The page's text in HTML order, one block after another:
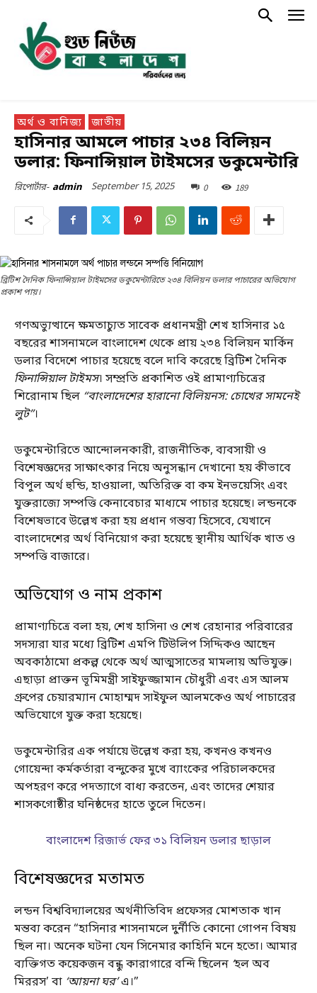
অর্থ ও বানিজ্য জাতীয়
হাসিনার আমলে পাচার ২৩৪ বিলিয়ন
ডলার: ফিনান্সিয়াল টাইমসের ডকুমেন্টারি
রিপোর্টার- admin September 15, 2025 0 189
ব্রিটিশ দৈনিক ফিনান্সিয়াল টাইমসের ডকুমেন্টারিতে ২৩৪ বিলিয়ন ডলার পাচারের অভিযোগ
প্রকাশ পায়।
গণঅভ্যুত্থানে ক্ষমতাচ্যুত সাবেক প্রধানমন্ত্রী শেখ হাসিনার ১৫
বছরের শাসনামলে বাংলাদেশ থেকে প্রায় ২৩৪ বিলিয়ন মার্কিন
ডলার বিদেশে পাচার হয়েছে বলে দাবি করেছে ব্রিটিশ দৈনিক
ফিনান্সিয়াল টাইমস। সম্প্রতি প্রকাশিত ওই প্রামাণ্যচিত্রের
শিরোনাম ছিল “বাংলাদেশের হারানো বিলিয়নস: চোখের সামনেই
লুট”।
ডকুমেন্টারিতে আন্দোলনকারী, রাজনীতিক, ব্যবসায়ী ও
বিশেষজ্ঞদের সাক্ষাৎকার নিয়ে অনুসন্ধান দেখানো হয় কীভাবে
বিপুল অর্থ হুন্ডি, হাওয়ালা, অতিরিক্ত বা কম ইনভয়েসিং এবং
যুক্তরাজ্যে সম্পত্তি কেনাবেচার মাধ্যমে পাচার হয়েছে। লন্ডনকে
বিশেষভাবে উল্লেখ করা হয় প্রধান গন্তব্য হিসেবে, যেখানে
বাংলাদেশের অর্থ বিনিয়োগ করা হয়েছে স্থানীয় আর্থিক খাত ও
সম্পত্তি বাজারে।
অভিযোগ ও নাম প্রকাশ
প্রামাণ্যচিত্রে বলা হয়, শেখ হাসিনা ও শেখ রেহানার পরিবারের
সদস্যরা যার মধ্যে ব্রিটিশ এমপি টিউলিপ সিদ্দিকও আছেন
অবকাঠামো প্রকল্প থেকে অর্থ আত্মসাতের মামলায় অভিযুক্ত।
এছাড়া প্রাক্তন ভূমিমন্ত্রী সাইফুজ্জামান চৌধুরী এবং এস আলম
গ্রুপের চেয়ারম্যান মোহাম্মদ সাইফুল আলমকেও অর্থ পাচারের
অভিযোগে যুক্ত করা হয়েছে।
ডকুমেন্টারির এক পর্যায়ে উল্লেখ করা হয়, কখনও কখনও
গোয়েন্দা কর্মকর্তারা বন্দুকের মুখে ব্যাংকের পরিচালকদের
অপহরণ করে পদত্যাগে বাধ্য করতেন, এবং তাদের শেয়ার
শাসকগোষ্ঠীর ঘনিষ্ঠদের হাতে তুলে দিতেন।
বাংলাদেশ রিজার্ভ ফের ৩১ বিলিয়ন ডলার ছাড়াল
বিশেষজ্ঞদের মতামত
লন্ডন বিশ্ববিদ্যালয়ের অর্থনীতিবিদ প্রফেসর মোশতাক খান
মন্তব্য করেন “হাসিনার শাসনামলে দুর্নীতি কোনো গোপন বিষয়
ছিল না। অনেক ঘটনা যেন সিনেমার কাহিনি মনে হতো। আমার
ব্যক্তিগত কয়েকজন বন্ধু কারাগারে বন্দি ছিলেন ‘হল অব
মিররস’ বা ‘আয়না ঘর’এ।”